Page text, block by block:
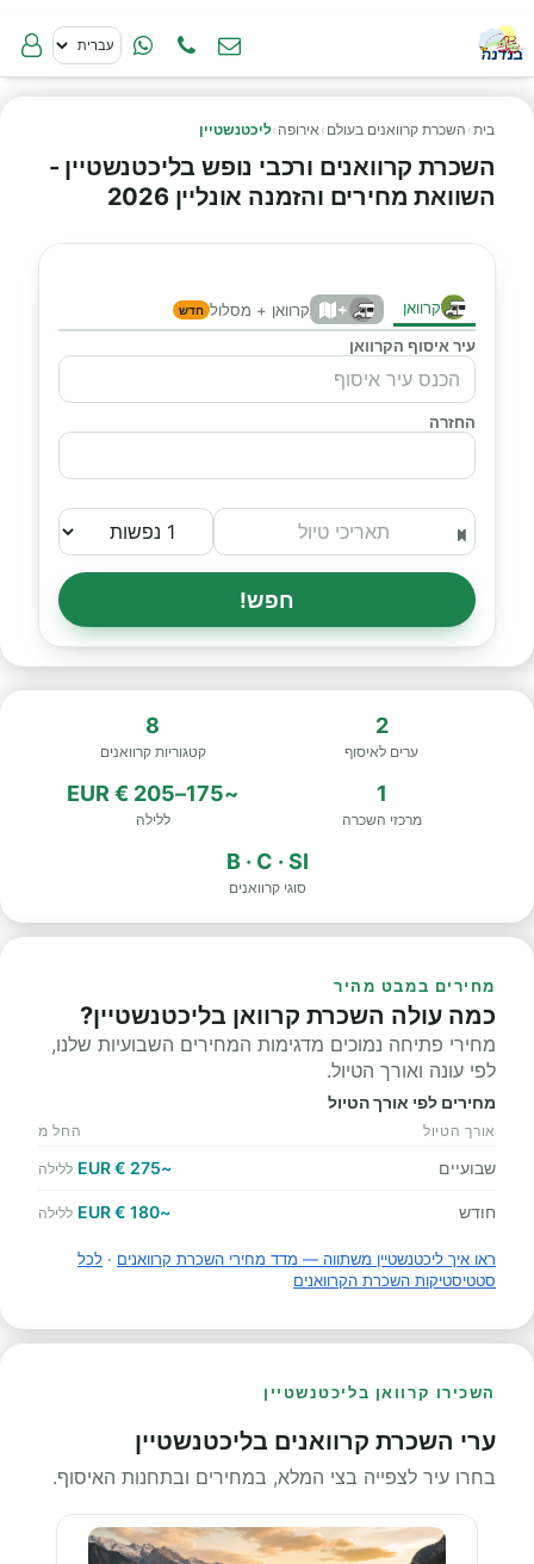
בית› השכרת קרוואנים בעולם › אירופה ›ליכטנשטיין
השכרת קרוואנים ורכבי נופש בליכטנשטיין -
השוואת מחירים והזמנה אונליין 2026
קרוואן + קרוואן + מסלול חדש
עיר איסוף הקרוואן
החזרה
חפש!
2
ערים לאיסוף
8
קטגוריות קרוואנים
1
מרכזי השכרה
~175–205 € EUR
ללילה
B · C · SI
סוגי קרוואנים
מחירים במבט מהיר
כמה עולה השכרת קרוואן בליכטנשטיין?
מחירי פתיחה נמוכים מדגימות המחירים השבועיות שלנו,
לפי עונה ואורך הטיול.
מחירים לפי אורך הטיול
אורך הטיול החל מ
שבועיים ~275 € EUR ללילה
חודש ~180 € EUR ללילה
ראו איך ליכטנשטיין משתווה — מדד מחירי השכרת קרוואנים · לכל
סטטיסטיקות השכרת הקרוואנים
השכירו קרוואן בליכטנשטיין
ערי השכרת קרוואנים בליכטנשטיין
בחרו עיר לצפייה בצי המלא, במחירים ובתחנות האיסוף.